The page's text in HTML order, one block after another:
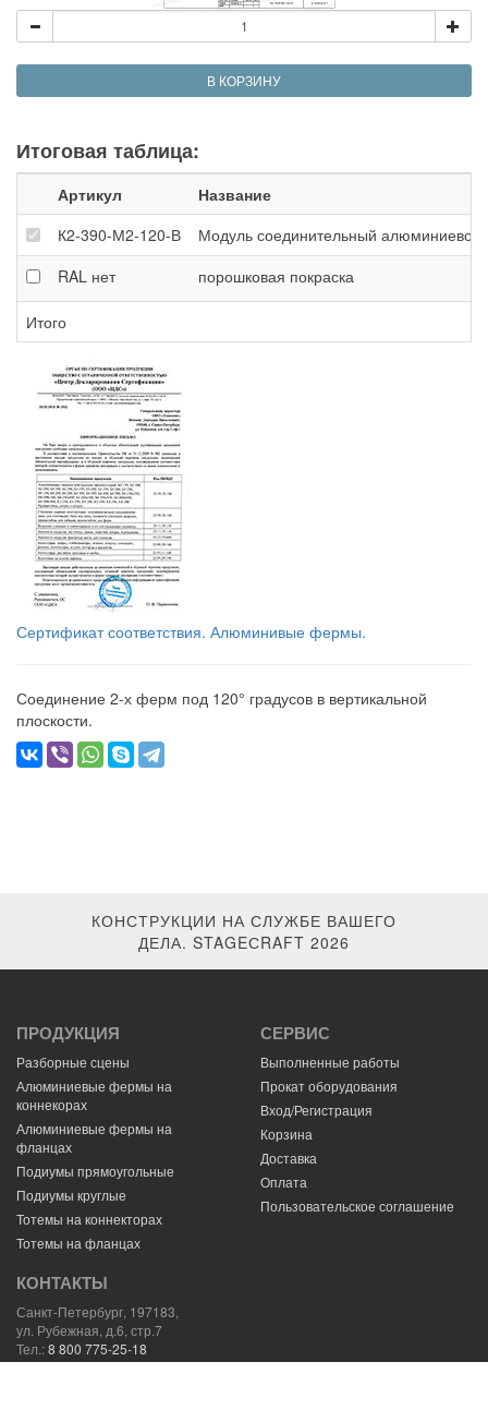
В КОРЗИНУ
Итоговая таблица:
Артикул
Название
К2-390-М2-120-В
Модуль соединительный алюминиевой
RAL нет порошковая покраска
Итого
Сертификат соответствия. Алюминивые фермы.
Соединение 2-х ферм под 120° градусов в вертикальной
плоскости.
КОНСТРУКЦИИ НА СЛУЖБЕ ВАШЕГО
ДЕЛА. STAGEСRAFT 2026
ПРОДУКЦИЯ
Разборные сцены
Алюминиевые фермы на
коннекорах
Алюминиевые фермы на
фланцах
Подиумы прямоугольные
Подиумы круглые
Тотемы на коннекторах
Тотемы на фланцах
СЕРВИС
Выполненные работы
Прокат оборудования
Вход/Регистрация
Корзина
Доставка
Оплата
Пользовательское соглашение
КОНТАКТЫ
Санкт-Петербург, 197183,
ул. Рубежная, д.6, стр.7
Тел.:8 800 775-25-18
E-mail:mail@stagecraft.ru